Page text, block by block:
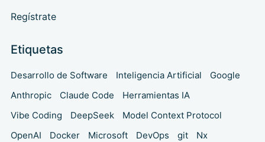
Regístrate
Etiquetas
Desarrollo de Software Inteligencia Artificial
Google
Anthropic
Claude Code
Herramientas IA
Vibe Coding
DeepSeek
Model Context Protocol
OpenAI
Docker Microsoft DevOps git
Nx